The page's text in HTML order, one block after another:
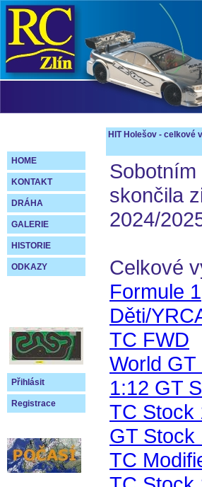
HOME
KONTAKT
DRÁHA
GALERIE
HISTORIE
ODKAZY
Přihlásit
Registrace
HIT Holešov - celkové
skončila
2024/
Celkové
Formule 1
Děti/
TC FWD
World GT
1:12 GT
TC Stock
GT Stock
TC